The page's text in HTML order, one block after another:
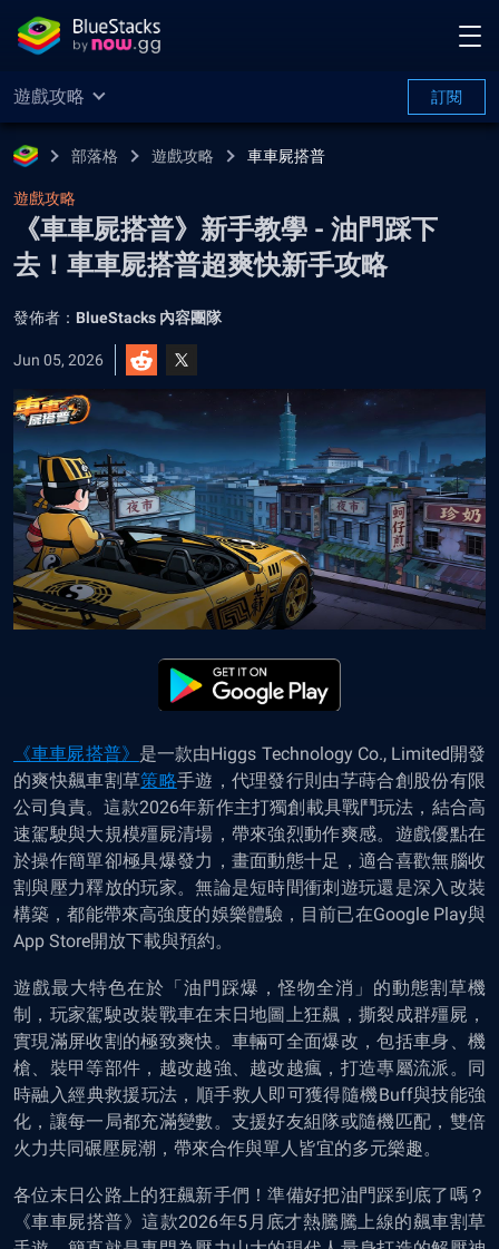
遊戲攻略 訂閱
部落格 遊戲攻略 車車屍搭普
遊戲攻略
《車車屍搭普》新手教學 - 油門踩下
去！車車屍搭普超爽快新手攻略
發佈者： BlueStacks 內容團隊
Jun 05, 2026
《車車屍搭普》 是一款由Higgs Technology Co., Limited開發
的爽快飆車割草策略手遊，代理發行則由芓蒔合創股份有限
公司負責。這款2026年新作主打獨創載具戰鬥玩法，結合高
速駕駛與大規模殭屍清場，帶來強烈動作爽感。遊戲優點在
於操作簡單卻極具爆發力，畫面動態十足，適合喜歡無腦收
割與壓力釋放的玩家。無論是短時間衝刺遊玩還是深入改裝
構築，都能帶來高強度的娛樂體驗，目前已在Google Play與
App Store開放下載與預約。
遊戲最大特色在於「油門踩爆，怪物全消」的動態割草機
制，玩家駕駛改裝戰車在末日地圖上狂飆，撕裂成群殭屍，
實現滿屏收割的極致爽快。車輛可全面爆改，包括車身、機
槍、裝甲等部件，越改越強、越改越瘋，打造專屬流派。同
時融入經典救援玩法，順手救人即可獲得隨機Buff與技能強
化，讓每一局都充滿變數。支援好友組隊或隨機匹配，雙倍
火力共同碾壓屍潮，帶來合作與單人皆宜的多元樂趣。
各位末日公路上的狂飆新手們！準備好把油門踩到底了嗎？
《車車屍搭普》這款2026年5月底才熱騰騰上線的飆車割草